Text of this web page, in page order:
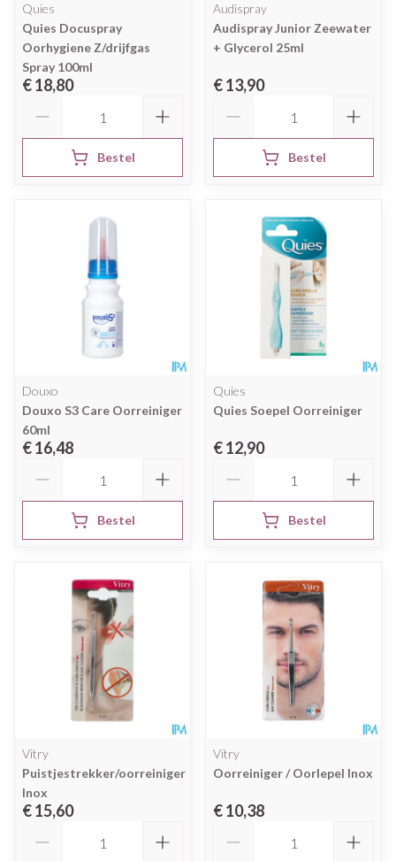
Quies
Quies Docuspray
Oorhygiene Z/drijfgas
Spray 100ml
€ 18,80
Bestel
Audispray
Audispray Junior Zeewater
+ Glycerol 25ml
€ 13,90
Bestel
Douxo
Douxo S3 Care Oorreiniger
60ml
€ 16,48
Bestel
Quies
Quies Soepel Oorreiniger
€ 12,90
Bestel
Vitry
Puistjestrekker/oorreiniger
Inox
€ 15,60
Vitry
Oorreiniger / Oorlepel Inox
€ 10,38